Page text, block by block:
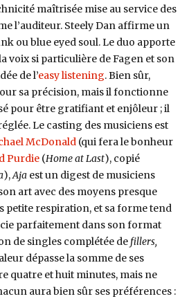
maîtrisée mise au service des
l’auditeur. Steely Dan affirme un
ou blue eyed soul. Le duo apporte
voix si particulière de Fagen et son
de l’easy listening. Bien sûr,
sa précision, mais il fonctionne
pour être gratifiant et enjôleur ; il
Le casting des musiciens est
McDonald(qui fera le bonheur
Purdie(Home at Last), copié
),Aja est un digest de musiciens
art avec des moyens presque
petite respiration, et sa forme tend
parfaitement dans son format
de singles complétée de fillers,
dépasse la somme de ses
quatre et huit minutes, mais ne
aura bien sûr ses préférences :